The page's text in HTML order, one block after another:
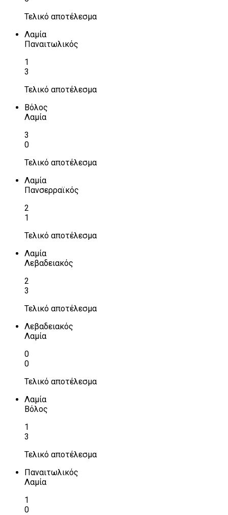
Τελικό αποτέλεσμα
Λαμία
Παναιτωλικός
1
3
Τελικό αποτέλεσμα
Βόλος
Λαμία
3
0
Τελικό αποτέλεσμα
Λαμία
Πανσερραϊκός
2
1
Τελικό αποτέλεσμα
Λαμία
Λεβαδειακός
2
3
Τελικό αποτέλεσμα
Λεβαδειακός
Λαμία
0
0
Τελικό αποτέλεσμα
Λαμία
Βόλος
1
3
Τελικό αποτέλεσμα
Παναιτωλικός
Λαμία
1
0